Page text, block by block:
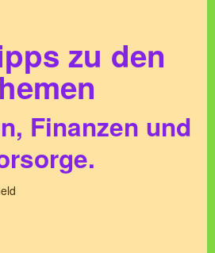
zu den
Finanzen und